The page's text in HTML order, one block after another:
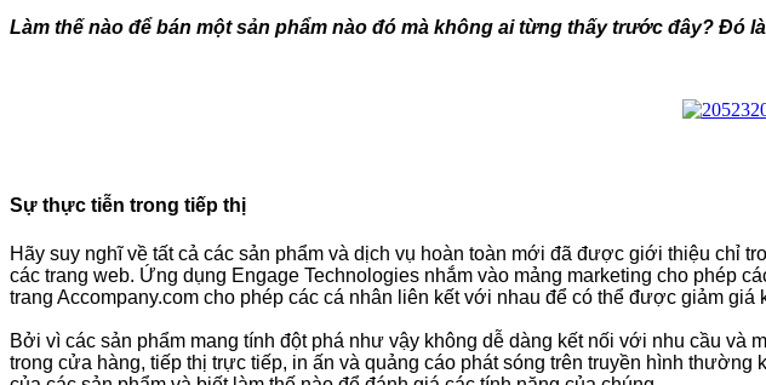
Làm thế nào để bán một sản phẩm nào đó mà không ai từng thấy trước đây? Đó
Sự thực tiễn trong tiếp thị
Hãy suy nghĩ về tất cả các sản phẩm và dịch vụ hoàn toàn mới đã được giới thiệu chỉ
các trang web. Ứng dụng Engage Technologies nhắm vào mảng marketing cho phép
trang Accompany.com cho phép các cá nhân liên kết với nhau để có thể được giảm giá
Bởi vì các sản phẩm mang tính đột phá như vậy không dễ dàng kết nối với nhu cầu
trong cửa hàng, tiếp thị trực tiếp, in ấn và quảng cáo phát sóng trên truyền hình